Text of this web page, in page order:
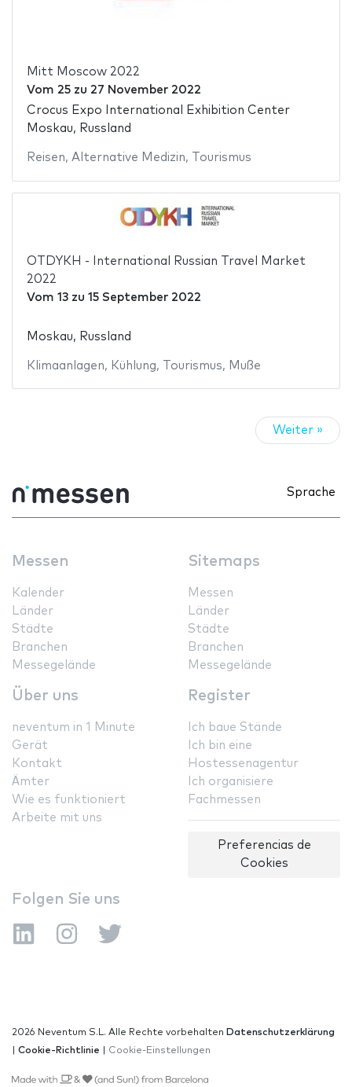
Mitt Moscow 2022
Vom 25zu 27 November 2022
Crocus Expo International Exhibition Center
Moskau, Russland
Reisen, Alternative Medizin, Tourismus
OTDYKH - International Russian Travel Market
2022
Vom 13zu 15 September 2022
Moskau, Russland
Klimaanlagen, Kühlung, Tourismus, Muße
Weiter »
Sprache
Messen
Kalender
Länder
Städte
Branchen
Messegelände
Sitemaps
Messen
Länder
Städte
Branchen
Messegelände
Über uns
neventum in 1 Minute
Gerät
Kontakt
Ämter
Wie es funktioniert
Arbeite mit uns
Register
Ich baue Stände
Ich bin eine
Hostessenagentur
Ich organisiere
Fachmessen
Preferencias de
Cookies
Folgen Sie uns
2026 Neventum S.L. Alle Rechte vorbehalten Datenschutzerklärung
Cookie-Richtlinie Cookie-Einstellungen